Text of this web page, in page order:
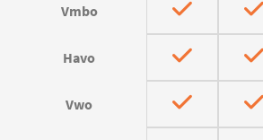
Vmbo
Havo
Vwo